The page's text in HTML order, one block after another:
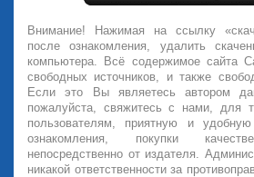
Внимание! Нажимая на ссылку
после ознакомления, удалить
компьютера. Всё содержимое сайта
свободных источников, и также
Если это Вы являетесь автором
пожалуйста, свяжитесь с нами, для
пользователям, приятную и удобную
ознакомления, покупки
непосредственно от издателя.
никакой ответственности за